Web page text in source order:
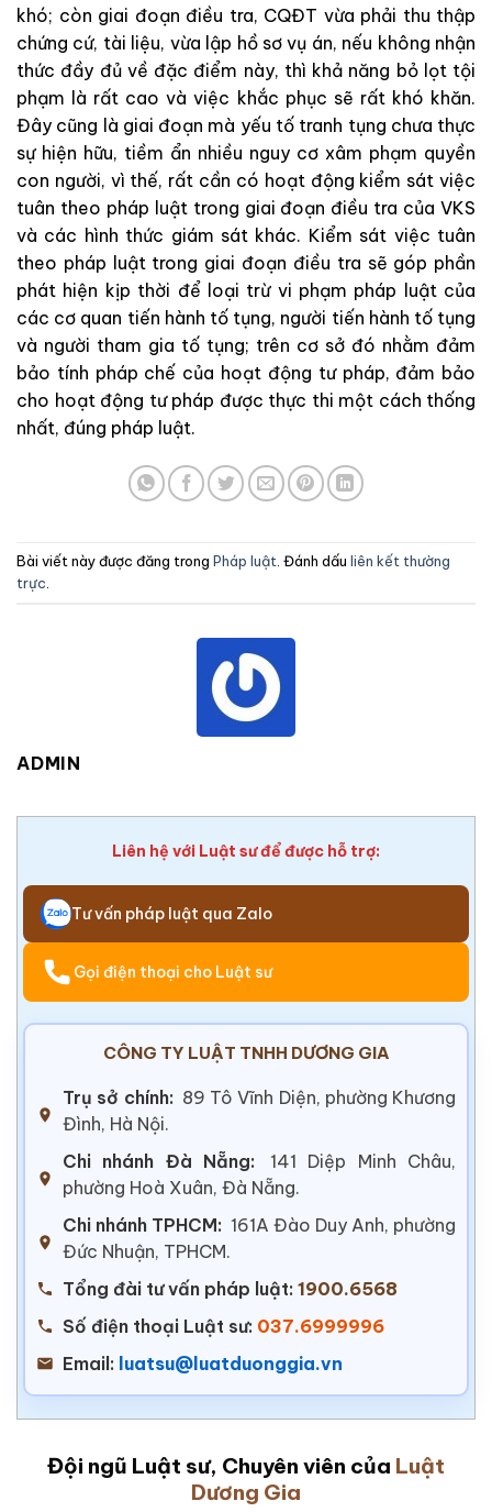
khó; còn giai đoạn điều tra, CQĐT vừa phải thu thập
chứng cứ, tài liệu, vừa lập hồ sơvụ án, nếu không nhận
thức đầy đủ về đặc điểm này, thì khả năng bỏ lọt tội
phạm là rất caovà việc khắc phục sẽ rất khó khăn.
Đây cũng là giai đoạn mà yếu tố tranh tụng chưa thực
sự hiện hữu, tiềm ẩn nhiều nguy cơ xâm phạm quyền
con người, vì thế, rất cần có hoạt động kiểm sátviệc
tuân theo pháp luật trong giai đoạn điều tra củaVKS
và các hình thức giám sát khác. Kiểm sát việc tuân
theo pháp luật trong giai đoạn điều tra sẽ góp phần
phát hiện kịp thời để loại trừ vi phạm pháp luật của
các cơ quan tiến hành tố tụng, người tiến hành tố tụng
và người tham gia tố tụng; trên cơ sở đó nhằm đảm
bảo tính pháp chế của hoạt động tư pháp, đảm bảo
cho hoạt động tư pháp được thực thi một cách thống
nhất, đúng pháp luật.
Bài viết này được đăng trong Pháp luật. Đánh dấu liên kết thường
trực.
ADMIN
Liên hệ với Luật sư để được hỗ trợ:
Tư vấn pháp luật qua Zalo
Gọi điện thoại cho Luật sư
CÔNG TY LUẬT TNHH DƯƠNG GIA
Trụ sở chính: 89 Tô Vĩnh Diện, phường Khương
Đình, Hà Nội.
Chi nhánh Đà Nẵng:
141 Diệp Minh Châu,
phường Hoà Xuân, Đà Nẵng.
Chi nhánh TPHCM: 161A Đào Duy Anh, phường
Đức Nhuận, TPHCM.
Tổng đài tư vấn pháp luật: 1900.6568
Số điện thoại Luật sư: 037.6999996
Email: luatsu@luatduonggia.vn
Đội ngũ Luật sư, Chuyên viên của Luật
Dương Gia